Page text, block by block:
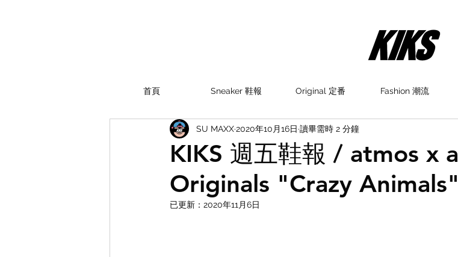
首頁 Sneaker 鞋報 Original 定番 Fashion 潮流
KIKS 週五鞋報 / atmos x
Originals "Crazy
SU MAXX2020年10月16日 讀畢需時 2 分鐘
已更新： 2020年11月6日